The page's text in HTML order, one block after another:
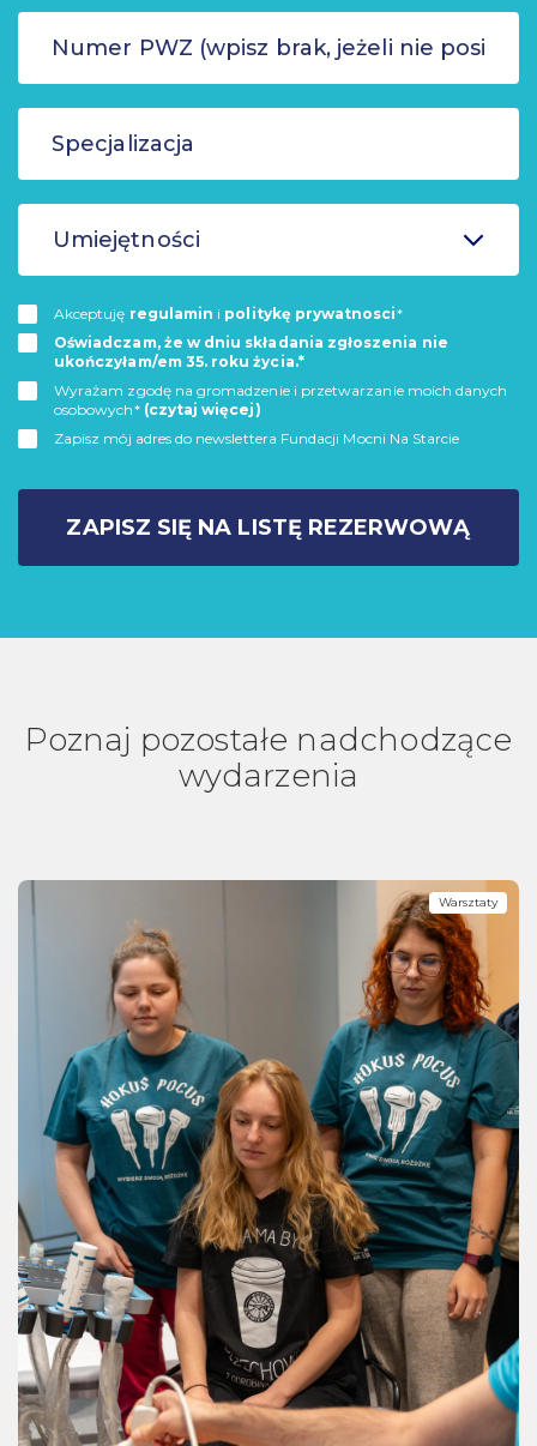
Umiejętności
Akceptuję regulamin i politykę prywatnosci*
Oświadczam, że w dniu składania zgłoszenia nie
ukończyłam/em 35. roku życia.*
Wyrażam zgodę na gromadzenie i przetwarzanie moich danych
osobowych* (czytaj więcej)
Zapisz mój adres do newslettera Fundacji Mocni Na Starcie
ZAPISZ SIĘ NA LISTĘ REZERWOWĄ
Poznaj pozostałe nadchodzące
wydarzenia
Warsztaty